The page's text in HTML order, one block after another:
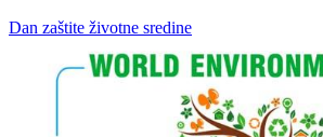
Dan zaštite životne sredine